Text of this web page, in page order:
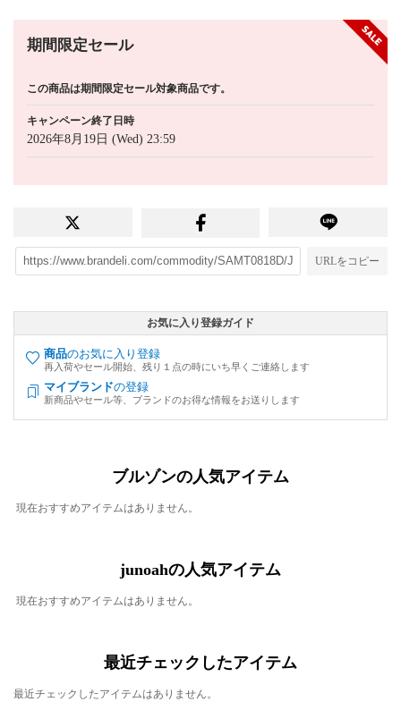
期間限定セール
この商品は期間限定セール対象商品です。
キャンペーン終了日時
2026年8月19日 (Wed) 23:59
URLをコピー
お気に入り登録ガイド
商品のお気に入り登録
再入荷やセール開始、残り１点の時にいち早くご連絡します
マイブランドの登録
新商品やセール等、ブランドのお得な情報をお送りします
ブルゾンの人気アイテム
現在おすすめアイテムはありません。
junoahの人気アイテム
現在おすすめアイテムはありません。
最近チェックしたアイテム
最近チェックしたアイテムはありません。